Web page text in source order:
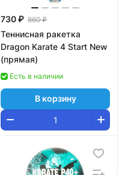
730 ₽ 860 ₽
Теннисная ракетка
Dragon Karate 4 Start New
(прямая)
Есть в наличии
В корзину